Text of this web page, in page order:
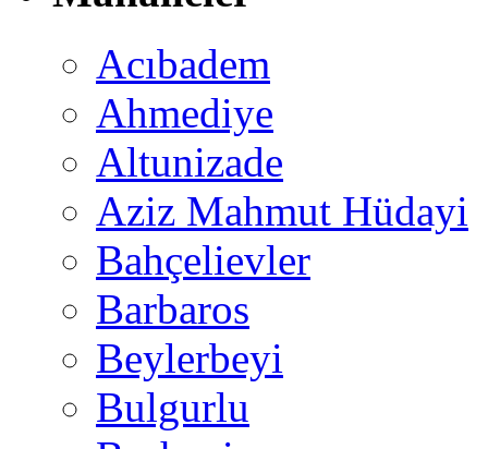
Acıbadem
Ahmediye
Altunizade
Aziz Mahmut Hüdayi
Bahçelievler
Barbaros
Beylerbeyi
Bulgurlu